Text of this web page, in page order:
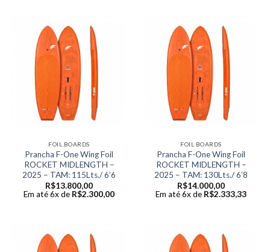
FOIL BOARDS
Prancha F-One Wing Foil
ROCKET MIDLENGTH –
2025 – TAM: 115Lts./ 6’6
R$13.800,00
Em até 6x de R$2.300,00
FOIL BOARDS
Prancha F-One Wing Foil
ROCKET MIDLENGTH –
2025 – TAM: 130Lts./ 6’8
R$14.000,00
Em até 6x de R$2.333,33